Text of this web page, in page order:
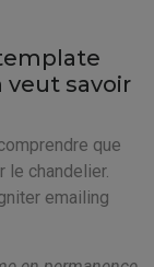
savoir
que
le chandelier.
emailing